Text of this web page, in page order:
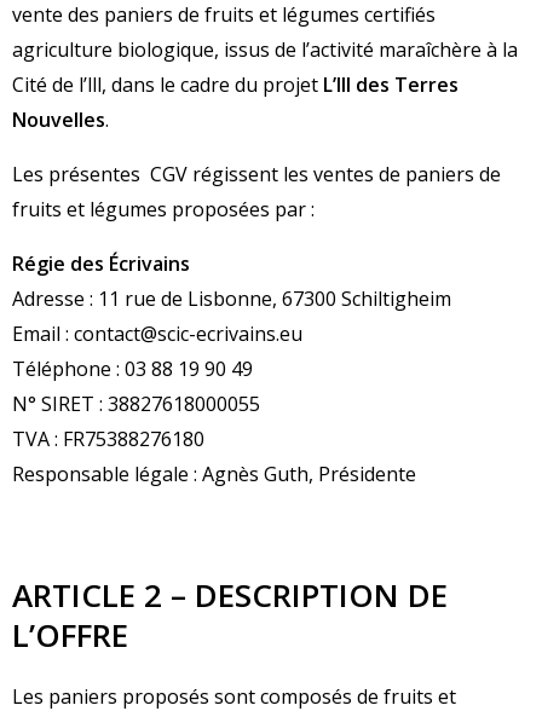
vente des paniers de fruits et légumes certifiés
agriculture biologique, issus de l’activité maraîchère à la
Cité de l’lll, dans le cadre du projet L’Ill des Terres
Nouvelles.
Les présentes CGV régissent les ventes de paniers de
fruits et légumes proposées par :
Régie des Écrivains
Adresse : 11 rue de Lisbonne, 67300 Schiltigheim
Email : contact@scic-ecrivains.eu
Téléphone : 03 88 19 90 49
N° SIRET : 38827618000055
TVA : FR75388276180
Responsable légale : Agnès Guth, Présidente
ARTICLE 2 – DESCRIPTION DE
L’OFFRE
Les paniers proposés sont composés de fruits et